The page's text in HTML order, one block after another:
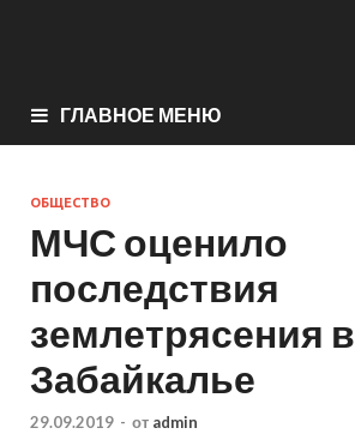
ГЛАВНОЕ МЕНЮ
ОБЩЕСТВО
МЧС оценило
последствия
землетрясения в
Забайкалье
29.09.2019 - от admin